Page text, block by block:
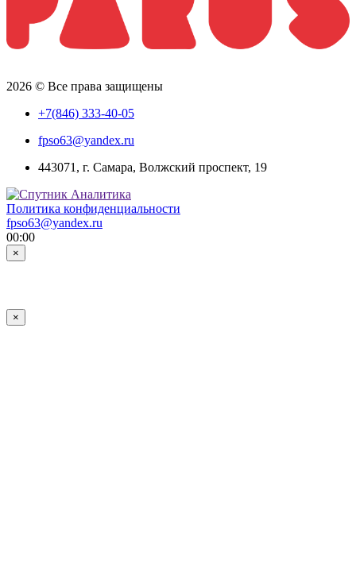
2026 © Все права защищены
+7(846) 333-40-05
fpso63@yandex.ru
443071, г. Самара, Волжский проспект, 19
Политика конфиденциальности
fpso63@yandex.ru
00:00
×
×